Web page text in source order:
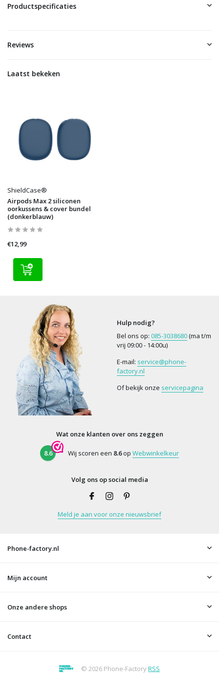
Productspecificaties
Reviews
Laatst bekeken
ShieldCase®
Airpods Max 2 siliconen
oorkussens & cover bundel
(donkerblauw)
€12,99
Hulp nodig?
Bel ons op: 085-3038680(ma t/m
vrij 09:00 - 14:00u)
E-mail: service@phone-
factory.nl
Of bekijk onze servicepagina
Wat onze klanten over ons zeggen
8.6 Wij scoren een 8.6op Webwinkelkeur
Volg ons op social media
Meld je aan voor onze nieuwsbrief
Phone-factory.nl
Mijn account
Onze andere shops
Contact
© 2026 Phone-FactoryRSS